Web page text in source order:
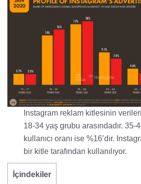
Instagram reklam kitlesinin
18-34 yaş grubu arasındadır. 35-
kullanıcı oranı ise %16’dır.
bir kitle tarafından kullanılıyor.
İçindekiler